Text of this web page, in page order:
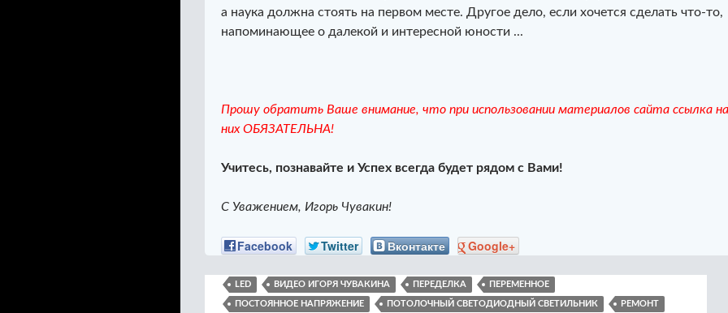
а наука должна стоять на первом месте. Другое дело, если хочется сделать что-то,
напоминающее о далекой и интересной юности ...
Прошу обратить Ваше внимание, что при использовании материалов сайта ссылка на
них ОБЯЗАТЕЛЬНА!
Учитесь, познавайте и Успех всегда будет рядом с Вами!
С Уважением, Игорь Чувакин!
Facebook Twitter Вконтакте Google+
LED ВИДЕО ИГОРЯ ЧУВАКИНА ПЕРЕДЕЛКА ПЕРЕМЕННОЕ
ПОСТОЯННОЕ НАПРЯЖЕНИЕ ПОТОЛОЧНЫЙ СВЕТОДИОДНЫЙ СВЕТИЛЬНИК РЕМОНТ